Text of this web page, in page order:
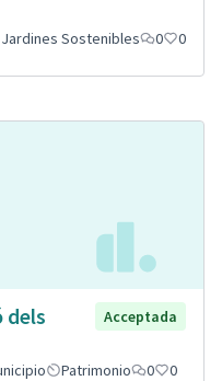
Sostenibles 0 0
dels
Acceptada
Patrimonio 0 0